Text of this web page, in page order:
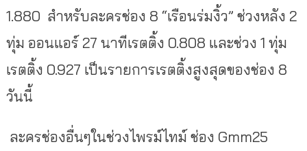
1.880 สำหรับละครช่อง 8 “เรือนร่มงิ้ว” ช่วงหลัง 2
ทุ่ม ออนแอร์ 27 นาทีเรตติ้ง 0.808 และช่วง 1 ทุ่ม
เรตติ้ง 0.927 เป็นรายการเรตติ้งสูงสุดของช่อง 8
วันนี้
ละครช่องอื่นๆในช่วงไพรม์ไทม์ ช่อง Gmm25